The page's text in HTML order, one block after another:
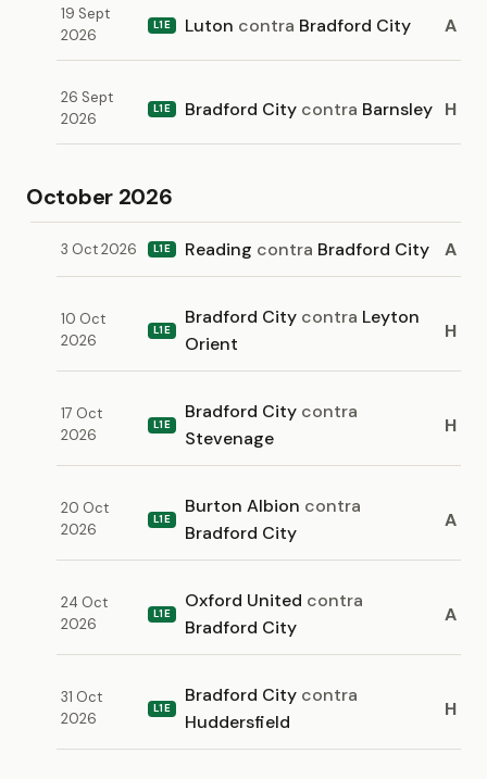
19 Sept
2026
L1E Luton contra Bradford City A
26 Sept
2026
L1E Bradford City contra Barnsley H
October 2026
3 Oct 2026 L1E Reading contra Bradford City A
10 Oct
2026
L1E
Bradford City contra Leyton
Orient
H
17 Oct
2026
L1E
Bradford City contra
Stevenage
H
20 Oct
2026
L1E
Burton Albion contra
Bradford City
A
24 Oct
2026
L1E
Oxford United contra
Bradford City
A
31 Oct
2026
L1E
Bradford City contra
Huddersfield
H